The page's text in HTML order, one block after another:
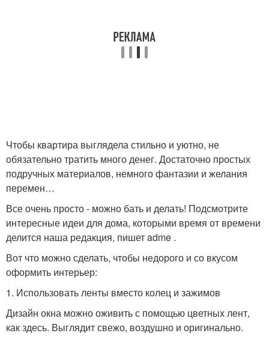
Чтобы квартира выглядела стильно и уютно, не
обязательно тратить много денег. Достаточно простых
подручных материалов, немного фантазии и желания
перемен…
Все очень просто - можно бать и делать! Подсмотрите
интересные идеи для дома, которыми время от времени
делится наша редакция, пишет adme .
Вот что можно сделать, чтобы недорого и со вкусом
оформить интерьер:
1. Использовать ленты вместо колец и зажимов
Дизайн окна можно оживить с помощью цветных лент,
как здесь. Выглядит свежо, воздушно и оригинально.